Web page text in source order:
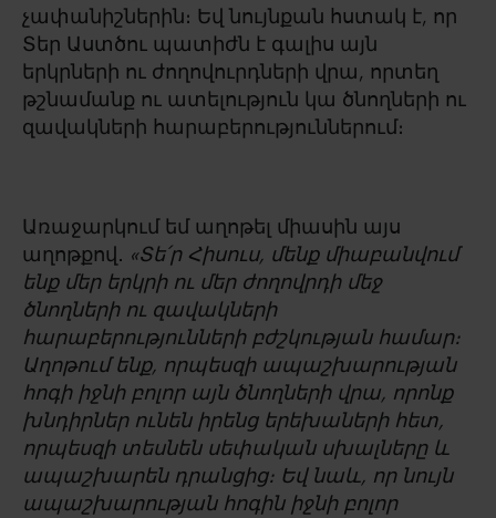
չափանիշներին։ Եվ նույնքան հստակ է, որ
Տեր Աստծու պատիժն է գալիս այն
երկրների ու ժողովուրդների վրա, որտեղ
թշնամանք ու ատելություն կա ծնողների ու
զավակների հարաբերություններում։
Առաջարկում եմ աղոթել միասին այս
աղոթքով․ «Տե՛ր Հիսուս, մենք միաբանվում
ենք մեր երկրի ու մեր ժողովրդի մեջ
ծնողների ու զավակների
հարաբերությունների բժշկության համար։
Աղոթում ենք, որպեսզի ապաշխարության
հոգի իջնի բոլոր այն ծնողների վրա, որոնք
խնդիրներ ունեն իրենց երեխաների հետ,
որպեսզի տեսնեն սեփական սխալները և
ապաշխարեն դրանցից։ Եվ նաև, որ նույն
ապաշխարության հոգին իջնի բոլոր